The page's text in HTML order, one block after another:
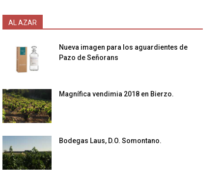
AL AZAR
Nueva imagen para los aguardientes de
Pazo de Señorans
Magnífica vendimia 2018 en Bierzo.
Bodegas Laus, D.O. Somontano.